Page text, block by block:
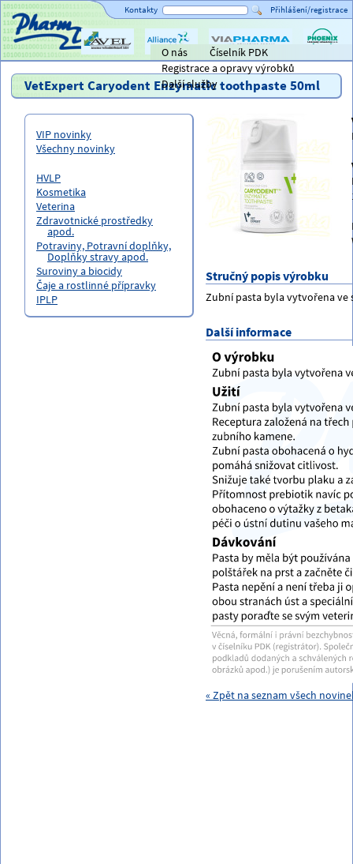
Titulní strana O nás
Číselník PDK
Registrace a opravy výrobků
Další služby
Kontakty Přihlášení/registrace
AVEL Alliance
Healthcare
ViaPharma PHOENIX
VetExpert Caryodent Enzymatic toothpaste 50ml
VIP novinky
Všechny novinky
HVLP
Kosmetika
Veterina
Zdravotnické prostředky
apod.
Potraviny, Potravní doplňky,
Doplňky stravy apod.
Suroviny a biocidy
Čaje a rostlinné přípravky
IPLP
Stručný popis výrobku
Zubní pasta byla vytvořena ve
Další informace
« Zpět na seznam všech